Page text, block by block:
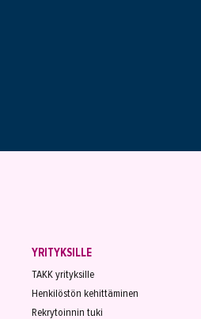
YRITYKSILLE
TAKK yrityksille
Henkilöstön kehittäminen
Rekrytoinnin tuki